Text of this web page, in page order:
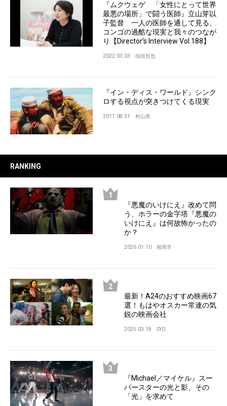
『ムクウェゲ 「女性にとって世界
最悪の場所」で闘う医師』立山芽以
子監督 一人の医師を通して見る、
コンゴの過酷な現実と我々のつなが
り【Director’s Interview Vol.188】
2022.03.03 稲垣哲也
『イン・ディス・ワールド』シンク
ロする視点が突きつけてくる現実
2017.08.31 村山章
RANKING
『悪魔のいけにえ』改めて問
う、ホラーの金字塔『悪魔の
いけにえ』は何故怖かったの
か？
2026.01.10 相馬学
最新！A24のおすすめ映画67
選！もはやオスカー常連の気
鋭の映画会社
2025.03.18 SYO
『Michael／マイケル』スー
パースターの光と影、その
「光」を求めて